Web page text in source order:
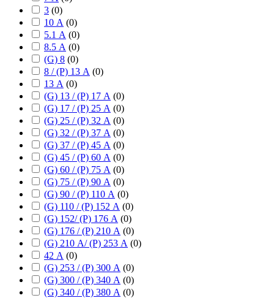
3 (0)
10 А (0)
5.1 А (0)
8.5 А (0)
(G) 8 (0)
8 / (P) 13 А (0)
13 А (0)
(G) 13 / (P) 17 А (0)
(G) 17 / (P) 25 А (0)
(G) 25 / (P) 32 А (0)
(G) 32 / (P) 37 А (0)
(G) 37 / (P) 45 А (0)
(G) 45 / (P) 60 А (0)
(G) 60 / (P) 75 А (0)
(G) 75 / (P) 90 А (0)
(G) 90 / (P) 110 А (0)
(G) 110 / (P) 152 А (0)
(G) 152/ (P) 176 А (0)
(G) 176 / (P) 210 А (0)
(G) 210 А/ (P) 253 А (0)
42 А (0)
(G) 253 / (P) 300 А (0)
(G) 300 / (P) 340 А (0)
(G) 340 / (P) 380 А (0)